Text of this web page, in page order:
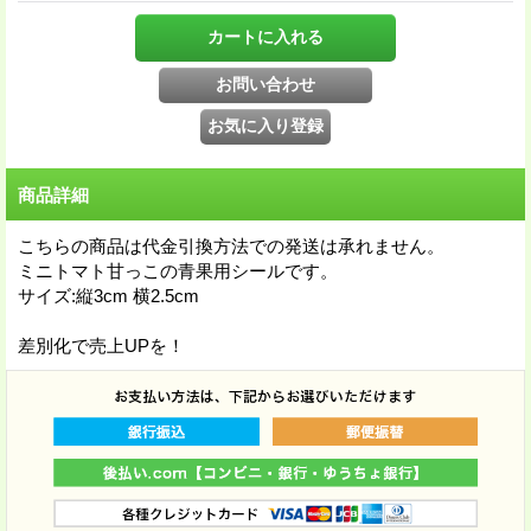
商品詳細
こちらの商品は代金引換方法での発送は承れません。
ミニトマト甘っこの青果用シールです。
サイズ:縦3cm 横2.5cm
差別化で売上UPを！